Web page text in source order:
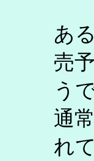
あ
売
う
通
れ